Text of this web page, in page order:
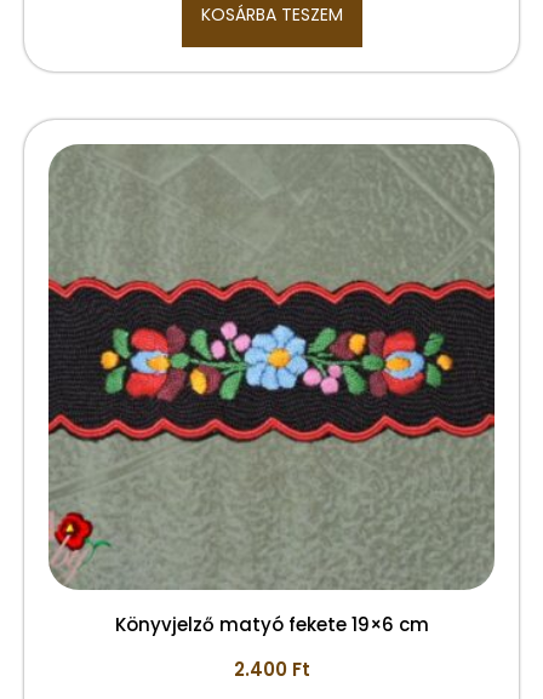
KOSÁRBA TESZEM
Könyvjelző matyó fekete 19×6 cm
2.400 Ft